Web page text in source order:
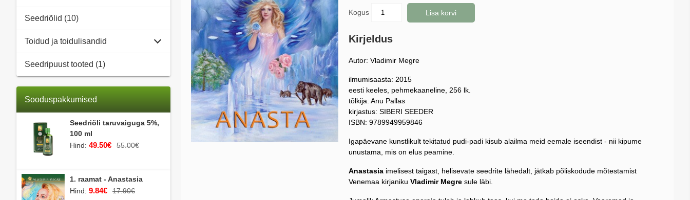
Seedriõlid (10)
Toidud ja toidulisandid
Seedripuust tooted (1)
Sooduspakkumised
Seedriõli taruvaiguga 5%,
100 ml
Hind: 49.50€ 55.00€
1. raamat - Anastasia
Hind: 9.84€ 17.90€
Kogus Lisa korvi
Kirjeldus
Autor: Vladimir Megre
ilmumisaasta: 2015
eesti keeles, pehmekaaneline, 256 lk.
tõlkija: Anu Pallas
kirjastus: SIBERI SEEDER
ISBN: 9789949959846
Igapäevane kunstlikult tekitatud pudi-padi kisub alailma meid eemale iseendist - nii kipume
unustama, mis on elus peamine.
Anastasiaimelisest taigast, helisevate seedrite lähedalt, jätkab põliskodude mõtestamist
Venemaa kirjaniku Vladimir Megresule läbi.